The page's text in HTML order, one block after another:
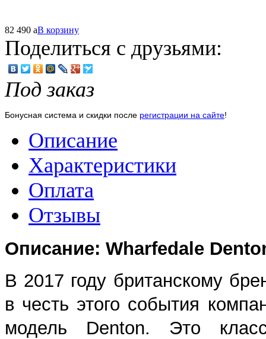
82 490 aВ корзину
Поделиться с друзьями:
Под заказ
Бонусная система и скидки после регистрации на сайте!
Описание
Характеристики
Оплата
Отзывы
Описание: Wharfedale
В 2017 году британскому
в честь этого события
модель Denton. Это